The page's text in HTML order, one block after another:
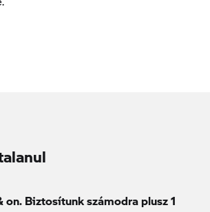
on. Biztosítunk számodra plusz 1